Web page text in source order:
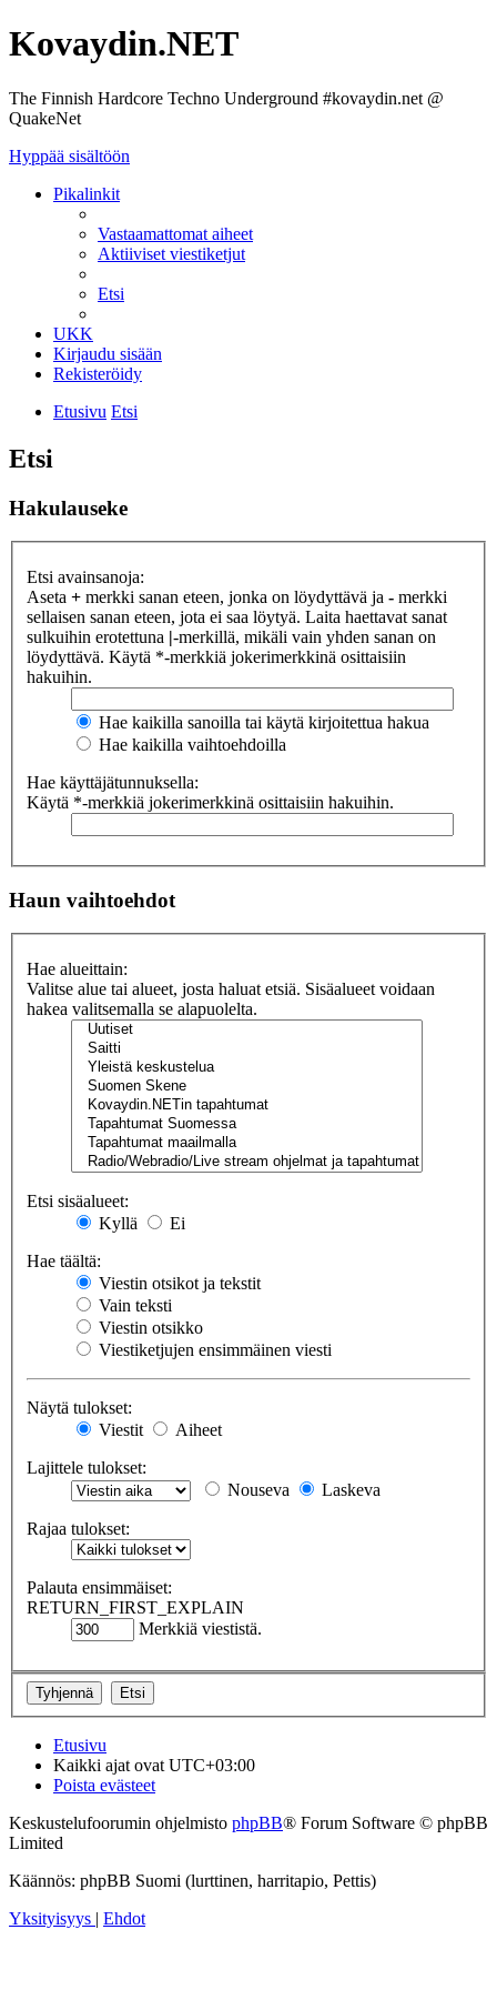
Kovaydin.NET
The Finnish Hardcore Techno Underground #kovaydin.net @
QuakeNet
Hyppää sisältöön
Pikalinkit
Vastaamattomat aiheet
Aktiiviset viestiketjut
Etsi
UKK
Kirjaudu sisään
Rekisteröidy
Etusivu Etsi
Etsi
Hakulauseke
Etsi avainsanoja:
Aseta + merkki sanan eteen, jonka on löydyttävä ja - merkki
sellaisen sanan eteen, jota ei saa löytyä. Laita haettavat sanat
sulkuihin erotettuna |-merkillä, mikäli vain yhden sanan on
löydyttävä. Käytä *-merkkiä jokerimerkkinä osittaisiin
hakuihin.
Hae kaikilla sanoilla tai käytä kirjoitettua hakua
Hae kaikilla vaihtoehdoilla
Hae käyttäjätunnuksella:
Käytä *-merkkiä jokerimerkkinä osittaisiin hakuihin.
Haun vaihtoehdot
Hae alueittain:
Valitse alue tai alueet, josta haluat etsiä. Sisäalueet voidaan
hakea valitsemalla se alapuolelta.
Etsi sisäalueet:
Kyllä
Ei
Hae täältä:
Viestin otsikot ja tekstit
Vain teksti
Viestin otsikko
Viestiketjujen ensimmäinen viesti
Näytä tulokset:
Viestit
Aiheet
Lajittele tulokset:
Nouseva
Laskeva
Rajaa tulokset:
Palauta ensimmäiset:
RETURN_FIRST_EXPLAIN
Merkkiä viestistä.
Etusivu
Kaikki ajat ovat UTC+03:00
Poista evästeet
Keskustelufoorumin ohjelmisto phpBB® Forum Software © phpBB
Limited
Käännös: phpBB Suomi (lurttinen, harritapio, Pettis)
Yksityisyys | Ehdot